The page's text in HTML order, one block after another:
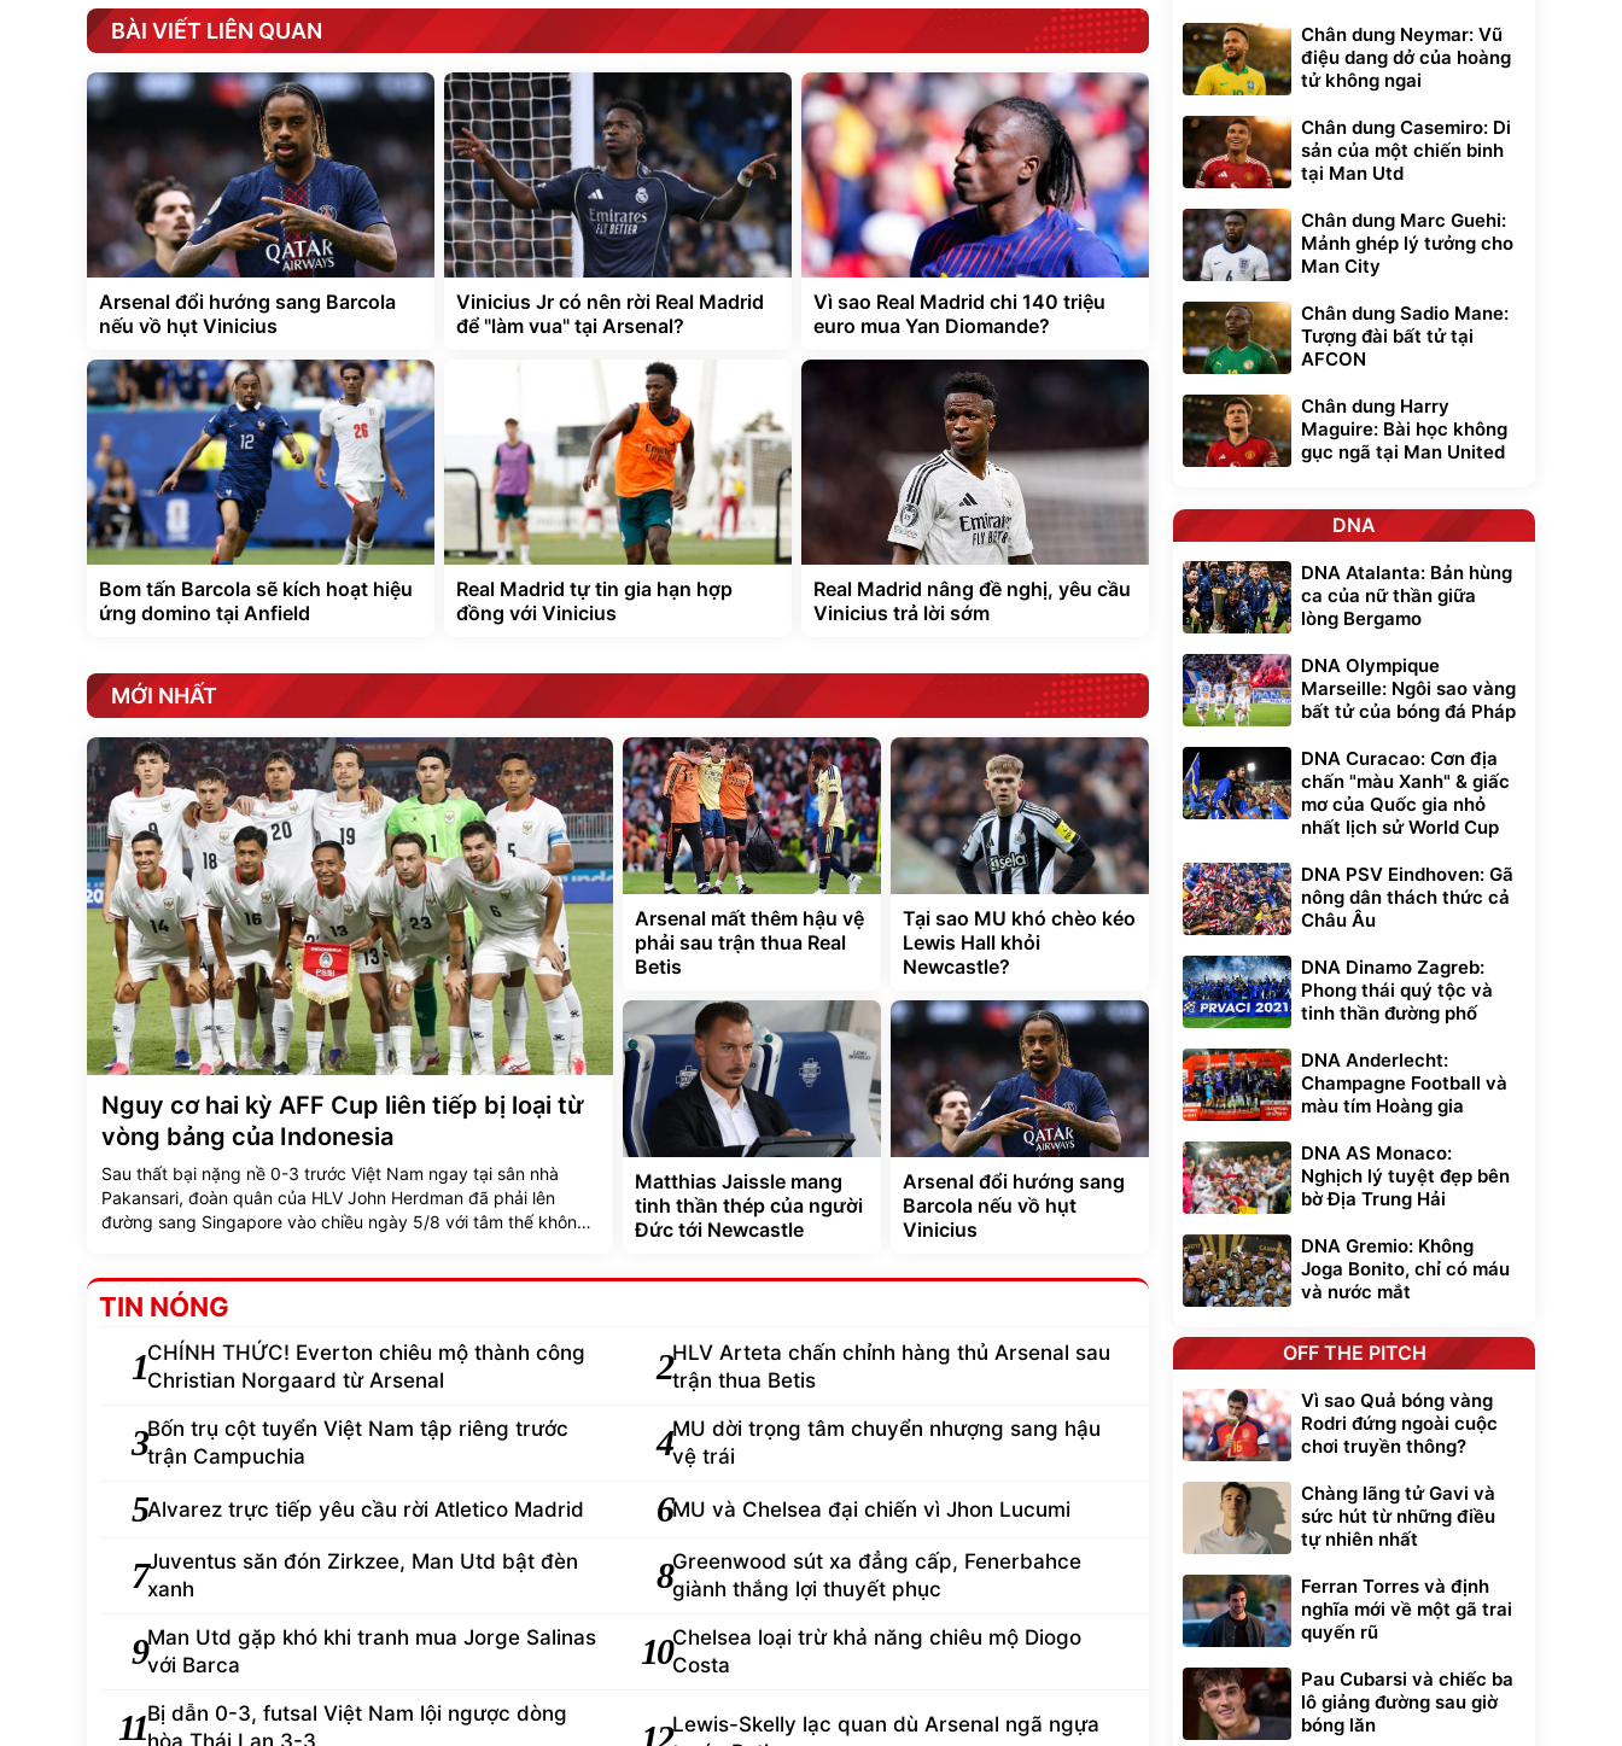
BÀI VIẾT LIÊN QUAN
Arsenal đổi hướng sang Barcola
nếu vồ hụt Vinicius
Vinicius Jr có nên rời Real Madrid
để "làm vua" tại Arsenal?
Vì sao Real Madrid chi 140 triệu
euro mua Yan Diomande?
Bom tấn Barcola sẽ kích hoạt hiệu
ứng domino tại Anfield
Real Madrid tự tin gia hạn hợp
đồng với Vinicius
Real Madrid nâng đề nghị, yêu cầu
Vinicius trả lời sớm
MỚI NHẤT
Nguy cơ hai kỳ AFF Cup liên tiếp bị loại từ
vòng bảng của Indonesia
Sau thất bại nặng nề 0-3 trước Việt Nam ngay tại sân nhà
Pakansari, đoàn quân của HLV John Herdman đã phải lên
đường sang Singapore vào chiều ngày 5/8 với tâm thế không
Arsenal mất thêm hậu vệ
phải sau trận thua Real
Betis
Tại sao MU khó chèo kéo
Lewis Hall khỏi
Newcastle?
Matthias Jaissle mang
tinh thần thép của người
Đức tới Newcastle
Arsenal đổi hướng sang
Barcola nếu vồ hụt
Vinicius
TIN NÓNG
1CHÍNH THỨC! Everton chiêu mộ thành công
Christian Norgaard từ Arsenal
2HLV Arteta chấn chỉnh hàng thủ Arsenal sau
trận thua Betis
3Bốn trụ cột tuyển Việt Nam tập riêng trước
trận Campuchia
4MU dời trọng tâm chuyển nhượng sang hậu
vệ trái
5Alvarez trực tiếp yêu cầu rời Atletico Madrid 6MU và Chelsea đại chiến vì Jhon Lucumi
7Juventus săn đón Zirkzee, Man Utd bật đèn
xanh
8Greenwood sút xa đẳng cấp, Fenerbahce
giành thắng lợi thuyết phục
9Man Utd gặp khó khi tranh mua Jorge Salinas
với Barca
10Chelsea loại trừ khả năng chiêu mộ Diogo
Costa
11Bị dẫn 0-3, futsal Việt Nam lội ngược dòng
12Lewis-Skelly lạc quan dù Arsenal ngã ngựa
Chân dung Neymar: Vũ
điệu dang dở của hoàng
tử không ngai
Chân dung Casemiro: Di
sản của một chiến binh
tại Man Utd
Chân dung Marc Guehi:
Mảnh ghép lý tưởng cho
Man City
Chân dung Sadio Mane:
Tượng đài bất tử tại
AFCON
Chân dung Harry
Maguire: Bài học không
gục ngã tại Man United
DNA
DNA Atalanta: Bản hùng
ca của nữ thần giữa
lòng Bergamo
DNA Olympique
Marseille: Ngôi sao vàng
bất tử của bóng đá Pháp
DNA Curacao: Cơn địa
chấn "màu Xanh" & giấc
mơ của Quốc gia nhỏ
nhất lịch sử World Cup
DNA PSV Eindhoven: Gã
nông dân thách thức cả
Châu Âu
DNA Dinamo Zagreb:
Phong thái quý tộc và
tinh thần đường phố
DNA Anderlecht:
Champagne Football và
màu tím Hoàng gia
DNA AS Monaco:
Nghịch lý tuyệt đẹp bên
bờ Địa Trung Hải
DNA Gremio: Không
Joga Bonito, chỉ có máu
và nước mắt
OFF THE PITCH
Vì sao Quả bóng vàng
Rodri đứng ngoài cuộc
chơi truyền thông?
Chàng lãng tử Gavi và
sức hút từ những điều
tự nhiên nhất
Ferran Torres và định
nghĩa mới về một gã trai
quyến rũ
Pau Cubarsi và chiếc ba
lô giảng đường sau giờ
bóng lăn